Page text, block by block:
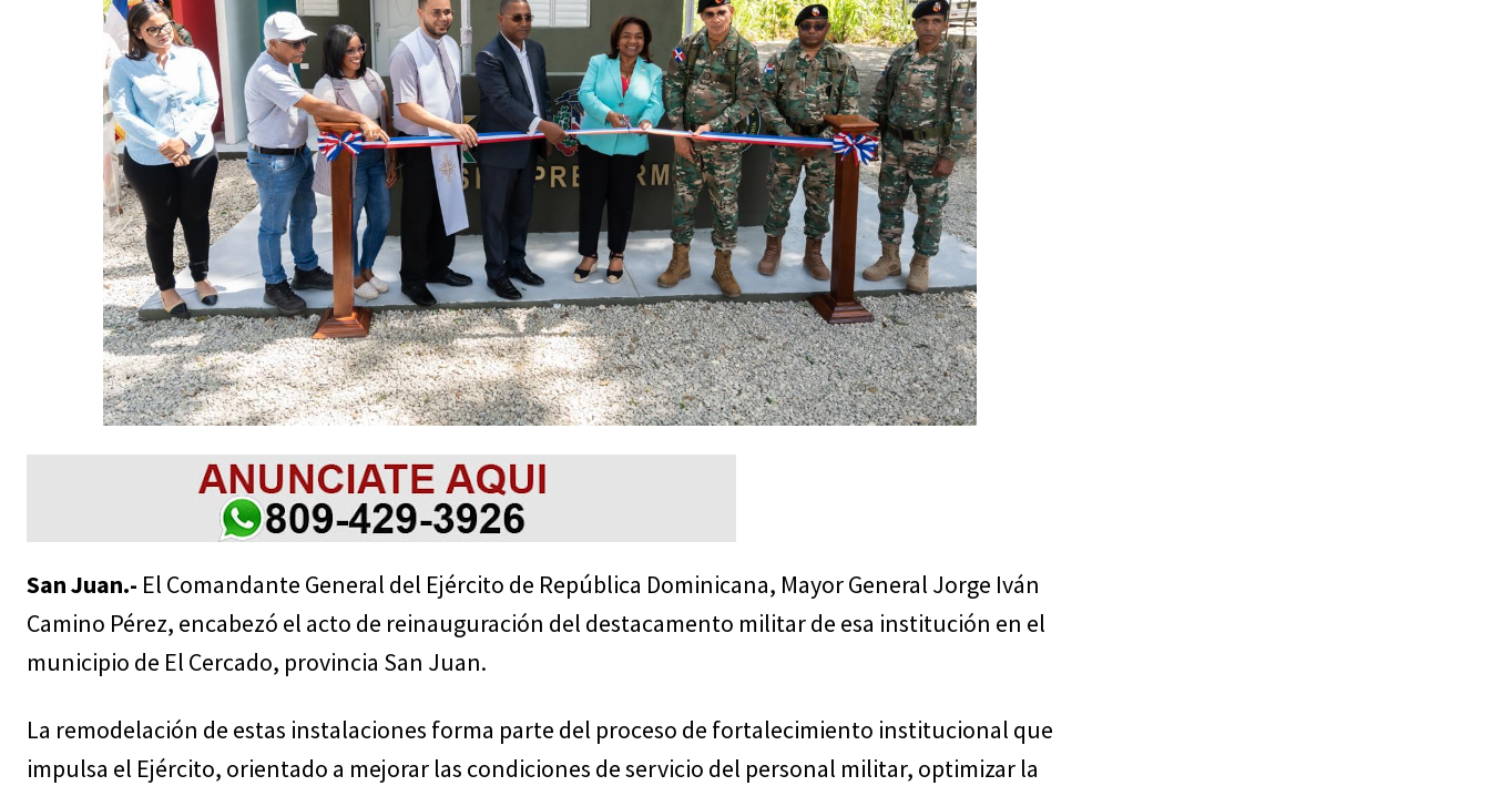
San Juan.- El Comandante General del Ejército de República Dominicana, Mayor General Jorge Iván
Camino Pérez, encabezó el acto de reinauguración del destacamento militar de esa institución en el
municipio de El Cercado, provincia San Juan.
La remodelación de estas instalaciones forma parte del proceso de fortalecimiento institucional que
impulsa el Ejército, orientado a mejorar las condiciones de servicio del personal militar, optimizar la